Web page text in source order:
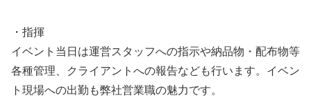
・指揮
イベント当日は運営スタッフへの指示や納品物・配布物等
各種管理、クライアントへの報告なども行います。イベン
ト現場への出勤も弊社営業職の魅力です。